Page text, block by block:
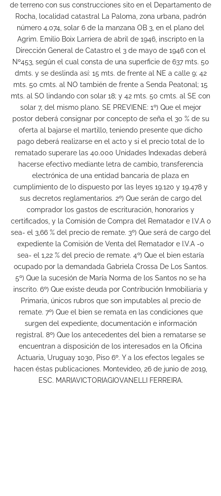
de terreno con sus construcciones sito en el Departamento de
Rocha, localidad catastral La Paloma, zona urbana, padrón
número 4.074, solar 6 de la manzana OB 3, en el plano del
Agrim. Emilio Boix Larriera de abril de 1946, inscripto en la
Dirección General de Catastro el 3 de mayo de 1946 con el
Nº453, según el cual consta de una superficie de 637 mts. 50
dmts. y se deslinda así: 15 mts. de frente al NE a calle 9; 42
mts. 50 cmts. al NO también de frente a Senda Peatonal; 15
mts. al SO lindando con solar 18; y 42 mts. 50 cmts. al SE con
solar 7, del mismo plano. SE PREVIENE: 1º) Que el mejor
postor deberá consignar por concepto de seña el 30 % de su
oferta al bajarse el martillo, teniendo presente que dicho
pago deberá realizarse en el acto y si el precio total de lo
rematado superare las 40.000 Unidades Indexadas deberá
hacerse efectivo mediante letra de cambio, transferencia
electrónica de una entidad bancaria de plaza en
cumplimiento de lo dispuesto por las leyes 19.120 y 19.478 y
sus decretos reglamentarios. 2º) Que serán de cargo del
comprador los gastos de escrituración, honorarios y
certificados, y la Comisión de Compra del Rematador e I.V.A o
sea- el 3,66 % del precio de remate. 3º) Que será de cargo del
expediente la Comisión de Venta del Rematador e I.V.A -o
sea- el 1,22 % del precio de remate. 4º) Que el bien estaría
ocupado por la demandada Gabriela Crossa De Los Santos.
5º) Que la sucesión de María Norma de los Santos no se ha
inscrito. 6º) Que existe deuda por Contribución Inmobiliaria y
Primaria, únicos rubros que son imputables al precio de
remate. 7º) Que el bien se remata en las condiciones que
surgen del expediente, documentación e información
registral. 8º) Que los antecedentes del bien a rematarse se
encuentran a disposición de los interesados en la Oficina
Actuaria, Uruguay 1030, Piso 6º. Y a los efectos legales se
hacen éstas publicaciones. Montevideo, 26 de junio de 2019,
ESC. MARIAVICTORIAGIOVANELLI FERREIRA.